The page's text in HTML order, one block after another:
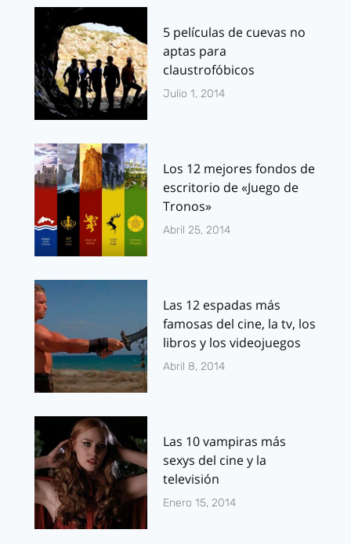
5 películas de cuevas no
aptas para
claustrofóbicos
Julio 1, 2014
Los 12 mejores fondos de
escritorio de «Juego de
Tronos»
Abril 25, 2014
Las 12 espadas más
famosas del cine, la tv, los
libros y los videojuegos
Abril 8, 2014
Las 10 vampiras más
sexys del cine y la
televisión
Enero 15, 2014